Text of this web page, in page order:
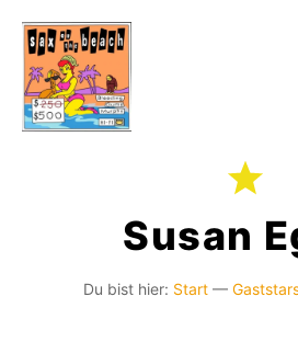
Susan
Du bist hier: Start—